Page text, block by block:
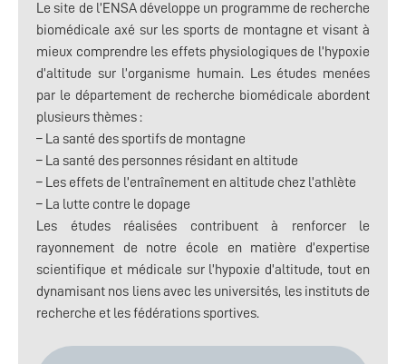
Le site de l’ENSA développe un programme de recherche
biomédicale axé sur les sports de montagne et visant à
mieux comprendre les effets physiologiques de l’hypoxie
d’altitude sur l’organisme humain. Les études menées
par le département de recherche biomédicale abordent
plusieurs thèmes :
– La santé des sportifs de montagne
– La santé des personnes résidant en altitude
– Les effets de l’entraînement en altitude chez l’athlète
– La lutte contre le dopage
Les études réalisées contribuent à renforcer le
rayonnement de notre école en matière d’expertise
scientifique et médicale sur l’hypoxie d’altitude, tout en
dynamisant nos liens avec les universités, les instituts de
recherche et les fédérations sportives.